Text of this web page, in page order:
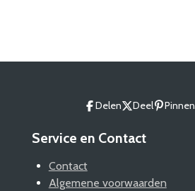
Delen Deel Pinnen
Service en Contact
Contact
Algemene voorwaarden